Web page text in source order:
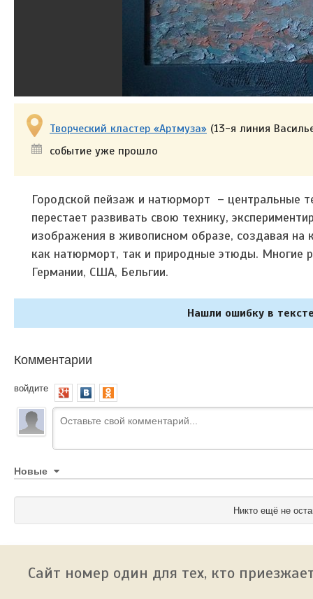
Творческий кластер «Артмуза» (13-я линия
событие уже прошло
Городской пейзаж и натюрморт – центральные
перестает развивать свою технику,
изображения в живописном образе, создавая на
как натюрморт, так и природные этюды. Многие
Германии, США, Бельгии.
Нашли ошибку в
Комментарии
войдите
Новые
Никто ещё не
Сайт номер один для тех, кто